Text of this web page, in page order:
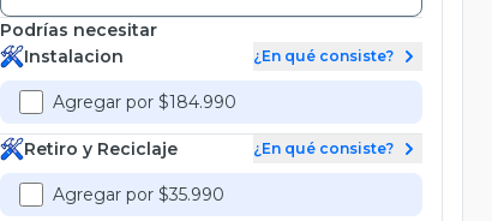
Podrías necesitar
Instalacion
¿En qué consiste?
Agregar por $184.990
Retiro y Reciclaje ¿En qué consiste?
Agregar por $35.990